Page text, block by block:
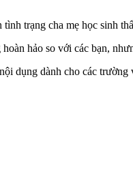
trạng cha mẹ học sinh
hảo so với các bạn,
dụng dành cho các